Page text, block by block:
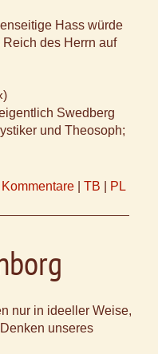
Hass würde
des Herrn auf
Swedberg
und Theosoph;
Kommentare TB PL
nur in ideeller Weise,
unseres